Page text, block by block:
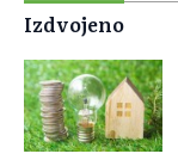
Izdvojeno